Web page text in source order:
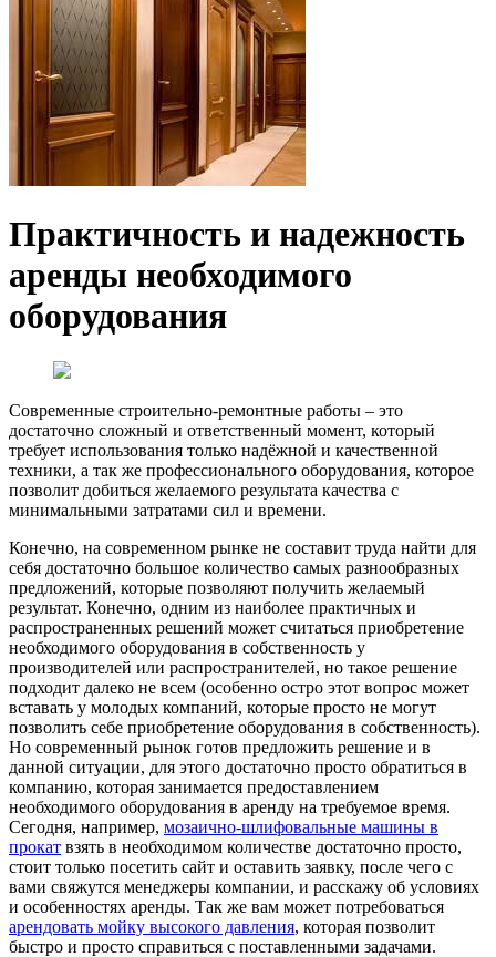
Практичность и надежность
аренды необходимого
оборудования
Современные строительно-ремонтные работы – это
достаточно сложный и ответственный момент, который
требует использования только надёжной и качественной
техники, а так же профессионального оборудования, которое
позволит добиться желаемого результата качества с
минимальными затратами сил и времени.
Конечно, на современном рынке не составит труда найти для
себя достаточно большое количество самых разнообразных
предложений, которые позволяют получить желаемый
результат. Конечно, одним из наиболее практичных и
распространенных решений может считаться приобретение
необходимого оборудования в собственность у
производителей или распространителей, но такое решение
подходит далеко не всем (особенно остро этот вопрос может
вставать у молодых компаний, которые просто не могут
позволить себе приобретение оборудования в собственность).
Но современный рынок готов предложить решение и в
данной ситуации, для этого достаточно просто обратиться в
компанию, которая занимается предоставлением
необходимого оборудования в аренду на требуемое время.
Сегодня, например, мозаично-шлифовальные машины в
прокат взять в необходимом количестве достаточно просто,
стоит только посетить сайт и оставить заявку, после чего с
вами свяжутся менеджеры компании, и расскажу об условиях
и особенностях аренды. Так же вам может потребоваться
арендовать мойку высокого давления, которая позволит
быстро и просто справиться с поставленными задачами.